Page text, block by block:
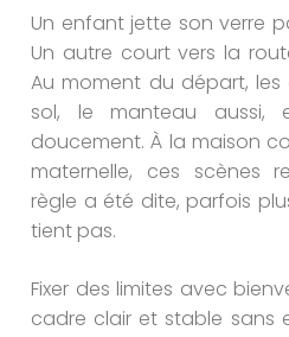
Un enfant jette son verre
Un autre court vers la
Au moment du départ, les
sol, le manteau aussi,
doucement. À la maison
maternelle, ces scènes
règle a été dite, parfois
tient pas.
Fixer des limites avec
cadre clair et stable sans